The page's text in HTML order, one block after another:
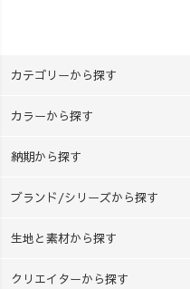
っている学校が多く、給食に
ば、それ自体が教材になりま
まうものから、 環境のこ
づくりのこと。 いろい
も、草木染めの面白さです。
校・中学校の教師でした。 忙
カテゴリーから探す
カラーから探す
納期から探す
ブランド/シリーズから探す
生地と素材から探す
クリエイターから探す